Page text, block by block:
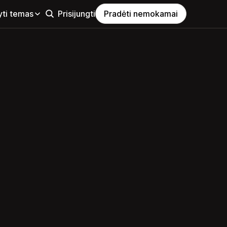
temas Prisijungti Pradėti nemokamai